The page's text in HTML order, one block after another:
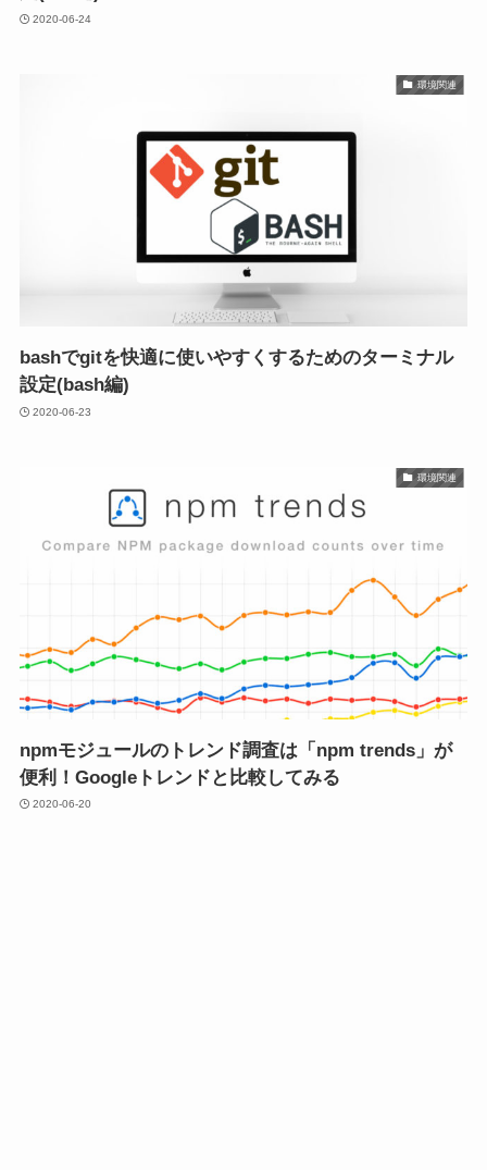
2020-06-24
環境関連
bashでgitを快適に使いやすくするためのターミナル
設定(bash編)
2020-06-23
環境関連
npmモジュールのトレンド調査は「npm trends」が
便利！Googleトレンドと比較してみる
2020-06-20